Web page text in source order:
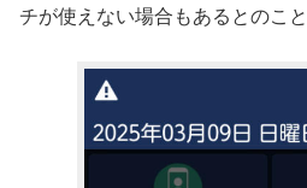
チが使えない場合もあるとのこと